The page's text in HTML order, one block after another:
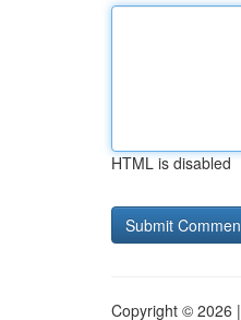
HTML is disabled
Copyright © 2026 |